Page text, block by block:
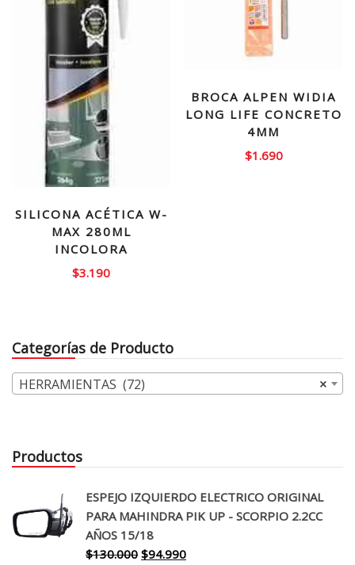
SILICONA ACÉTICA W-
MAX 280ML
INCOLORA
$3.190
BROCA ALPEN WIDIA
LONG LIFE CONCRETO
4MM
$1.690
Categorías de Producto
×
HERRAMIENTAS (72)
Productos
ESPEJO IZQUIERDO ELECTRICO ORIGINAL
PARA MAHINDRA PIK UP - SCORPIO 2.2CC
AÑOS 15/18
$130.000 El
$94.990El